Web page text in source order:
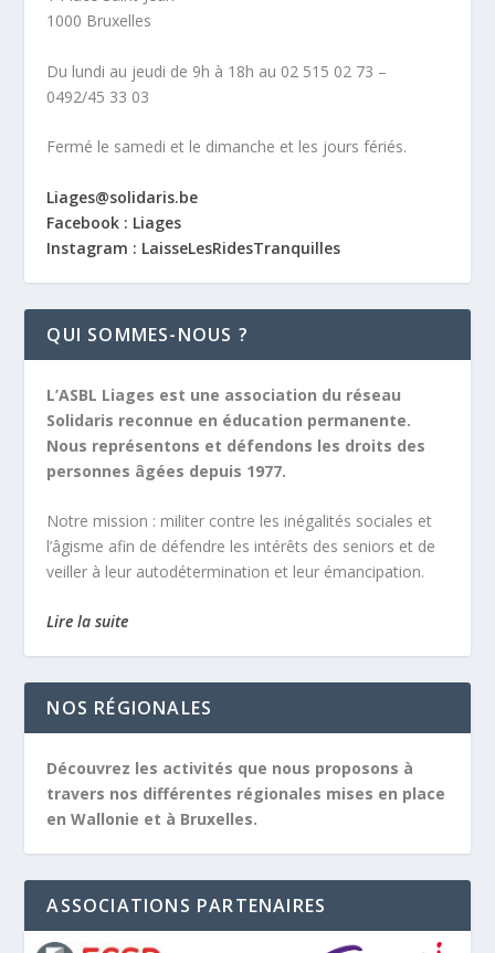
1000 Bruxelles
Du lundi au jeudi de 9h à 18h au 02 515 02 73 –
0492/45 33 03
Fermé le samedi et le dimanche et les jours fériés.
Liages@solidaris.be
Facebook : Liages
Instagram : LaisseLesRidesTranquilles
QUI SOMMES-NOUS ?
L’ASBL Liages est une association du réseau
Solidaris reconnue en éducation permanente.
Nous représentons et défendons les droits des
personnes âgées depuis 1977.
Notre mission : militer contre les inégalités sociales et
l’âgisme afin de défendre les intérêts des seniors et de
veiller à leur autodétermination et leur émancipation.
Lire la suite
NOS RÉGIONALES
Découvrez les activités que nous proposons à
travers nos différentes régionales mises en place
en Wallonie et à Bruxelles.
ASSOCIATIONS PARTENAIRES